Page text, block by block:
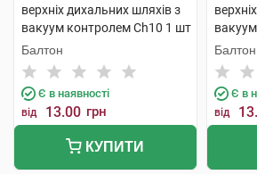
верхніх дихальних шляхів з
вакуум контролем Ch10 1 шт
Балтон
Є в наявності
від 13.00 грн
КУПИТИ
Балтон
Є в
від